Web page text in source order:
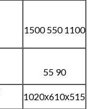
1500 550 1100
55 90
1020х610х515